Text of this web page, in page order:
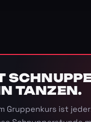
TANZEN.
Gruppenkurs ist